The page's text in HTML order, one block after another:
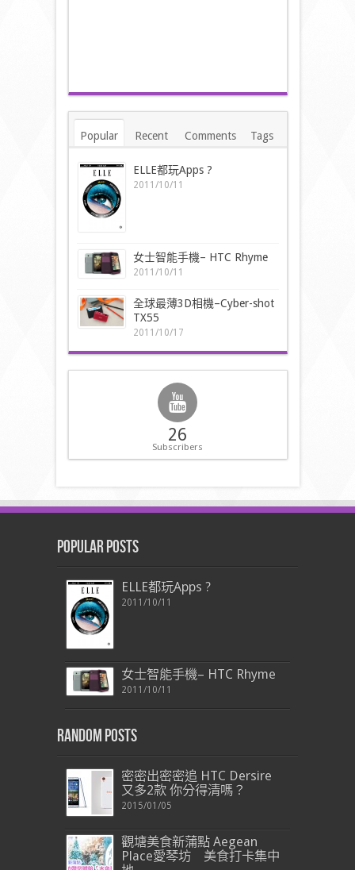
Popular Recent Comments Tags
ELLE都玩Apps ?
2011/10/11
女士智能手機– HTC Rhyme
2011/10/11
全球最薄3D相機–Cyber-shot
TX55
2011/10/17
26
Subscribers
Popular Posts
ELLE都玩Apps ?
2011/10/11
女士智能手機– HTC Rhyme
2011/10/11
Random Posts
密密出密密追 HTC Dersire
又多2款 你分得清嗎？
2015/01/05
觀塘美食新蒲點 Aegean
Place愛琴坊 美食打卡集中